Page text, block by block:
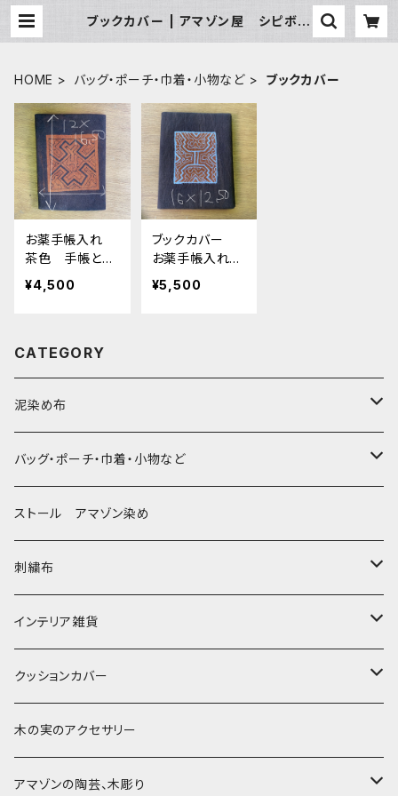
ブックカバー | アマゾン屋 シピボ族
HOME バッグ・ポーチ・巾着・小物など ブックカバー
お薬手帳入れ
茶色 手帳とカ
ードケース付き
ブックカバーとし
¥4,500
ブックカバー
お薬手帳入れ
泥染めに刺繍
白 16x12.5cm
¥5,500
CATEGORY
泥染め布
大判布150-特大250cm ベッドカバー
〜155cm
〜180cm
中型布 30-90cm
80-90-
-70-
小型布 コースター・カフェマット・ポットマット
小型マット（正方形）
小型マット（長方形）
細長布 ロング テーブルランナー
バッグ・ポーチ・巾着・小物など
バッグ
草木染めと泥染め
帆布の泥染め
ポシェット・ポーチ・巾着
ポシェット・ショルダー
ポーチ・丸ポーチ・クラッチバッグ
パッチワーク
その他
ブックカバー
ストール アマゾン染め
刺繍布
大判刺繍腰巻
大判泥染め刺繍
小型・中型刺繍雑貨
インテリア雑貨
額装・木枠・パネル
テーブルコーディネート
コースター
クッションカバー
小さめ 35cmより
40〜43cm
木の実のアクセサリー
アマゾンの陶芸、木彫り